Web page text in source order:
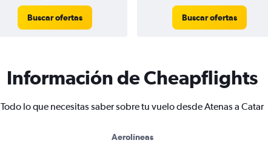
Buscar ofertas Buscar ofertas
Información de Cheapflights
Todo lo que necesitas saber sobre tu vuelo desde Atenas a Catar
Aerolíneas